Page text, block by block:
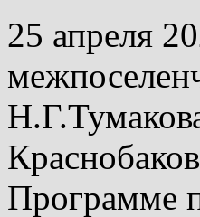
25 апреля
Программе